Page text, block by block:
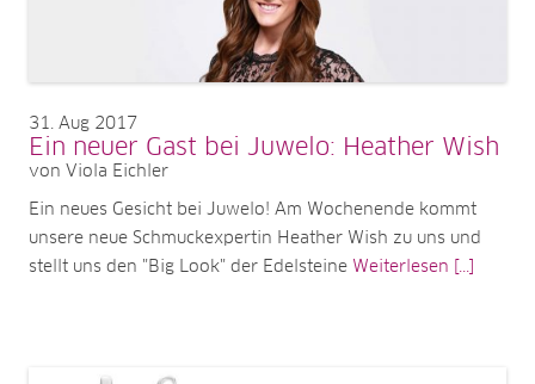
31 Aug 2017
Ein neuer Gast bei Juwelo: Heather Wish
von Viola Eichler
Ein neues Gesicht bei Juwelo! Am Wochenende kommt
unsere neue Schmuckexpertin Heather Wish zu uns und
stellt uns den "Big Look" der Edelsteine Weiterlesen [...]